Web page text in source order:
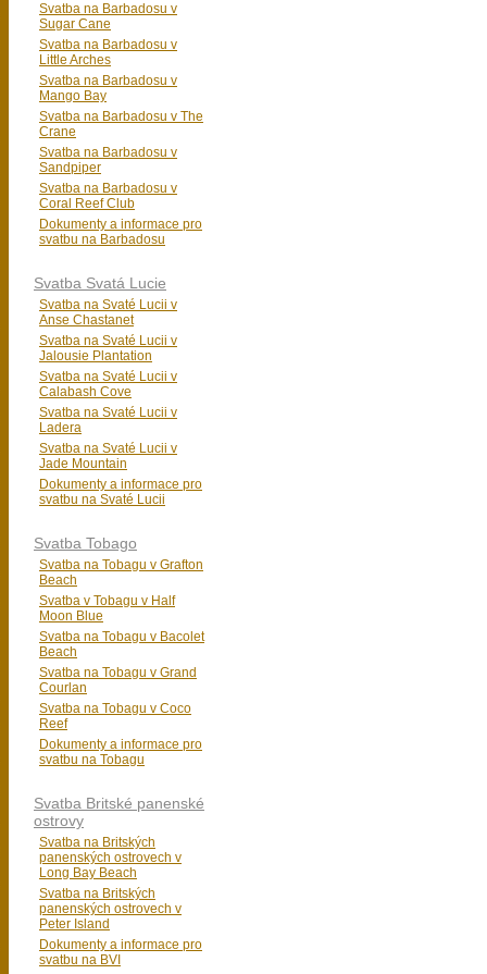
Svatba na Barbadosu v
Sugar Cane
Svatba na Barbadosu v
Little Arches
Svatba na Barbadosu v
Mango Bay
Svatba na Barbadosu v The
Crane
Svatba na Barbadosu v
Sandpiper
Svatba na Barbadosu v
Coral Reef Club
Dokumenty a informace pro
svatbu na Barbadosu
Svatba Svatá Lucie
Svatba na Svaté Lucii v
Anse Chastanet
Svatba na Svaté Lucii v
Jalousie Plantation
Svatba na Svaté Lucii v
Calabash Cove
Svatba na Svaté Lucii v
Ladera
Svatba na Svaté Lucii v
Jade Mountain
Dokumenty a informace pro
svatbu na Svaté Lucii
Svatba Tobago
Svatba na Tobagu v Grafton
Beach
Svatba v Tobagu v Half
Moon Blue
Svatba na Tobagu v Bacolet
Beach
Svatba na Tobagu v Grand
Courlan
Svatba na Tobagu v Coco
Reef
Dokumenty a informace pro
svatbu na Tobagu
Svatba Britské panenské
ostrovy
Svatba na Britských
panenských ostrovech v
Long Bay Beach
Svatba na Britských
panenských ostrovech v
Peter Island
Dokumenty a informace pro
svatbu na BVI